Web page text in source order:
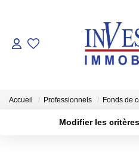
Accueil Professionnels Fonds de
Modifier les